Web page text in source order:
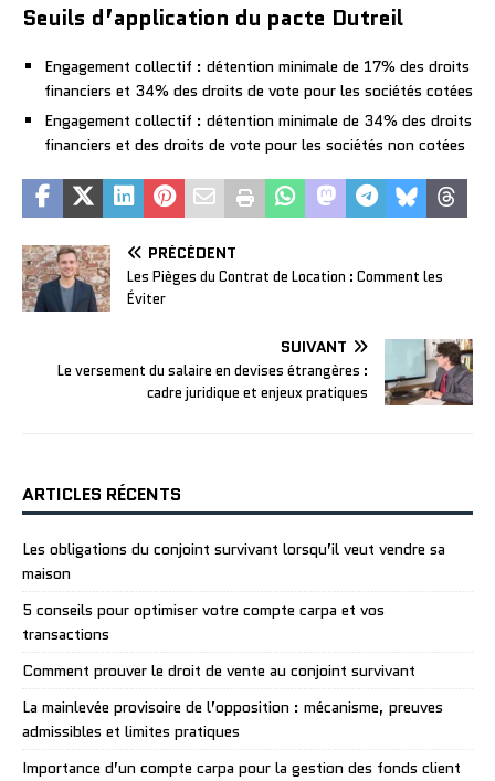
Seuils d’application du pacte Dutreil
Engagement collectif : détention minimale de 17% des droits
financiers et 34% des droits de vote pour les sociétés cotées
Engagement collectif : détention minimale de 34% des droits
financiers et des droits de vote pour les sociétés non cotées
PRÉCÉDENT
Les Pièges du Contrat de Location : Comment les
Éviter
SUIVANT
Le versement du salaire en devises étrangères :
cadre juridique et enjeux pratiques
ARTICLES RÉCENTS
Les obligations du conjoint survivant lorsqu’il veut vendre sa
maison
5 conseils pour optimiser votre compte carpa et vos
transactions
Comment prouver le droit de vente au conjoint survivant
La mainlevée provisoire de l’opposition : mécanisme, preuves
admissibles et limites pratiques
Importance d’un compte carpa pour la gestion des fonds client